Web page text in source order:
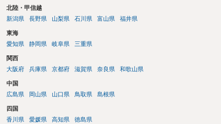
北陸・甲信越
新潟県
長野県 山梨県 石川県 富山県 福井県
東海
愛知県
静岡県 岐阜県 三重県
関西
大阪府
兵庫県 京都府 滋賀県 奈良県 和歌山県
中国
広島県
岡山県 山口県 鳥取県 島根県
四国
香川県
愛媛県 高知県 徳島県